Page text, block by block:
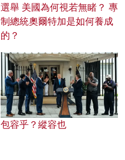
選舉 美國為何視若無睹？ 專
制總統奧爾特加是如何養成
的？
包容乎？縱容也